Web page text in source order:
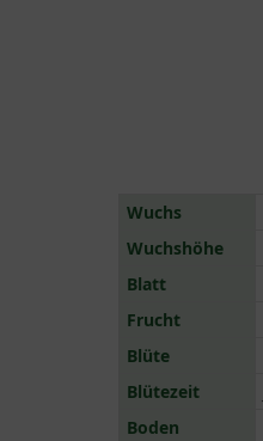
Wuchs
Wuchshöhe
Blatt
Frucht
Blüte
Blütezeit
Boden